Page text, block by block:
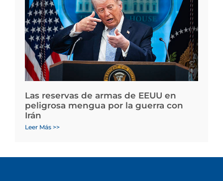
Las reservas de armas de EEUU en
peligrosa mengua por la guerra con
Irán
Leer Más >>